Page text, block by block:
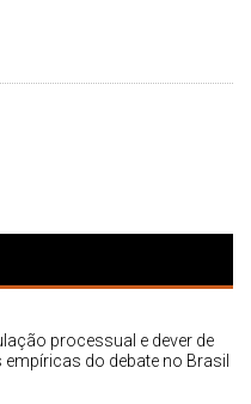
processual e dever de
do debate no Brasil